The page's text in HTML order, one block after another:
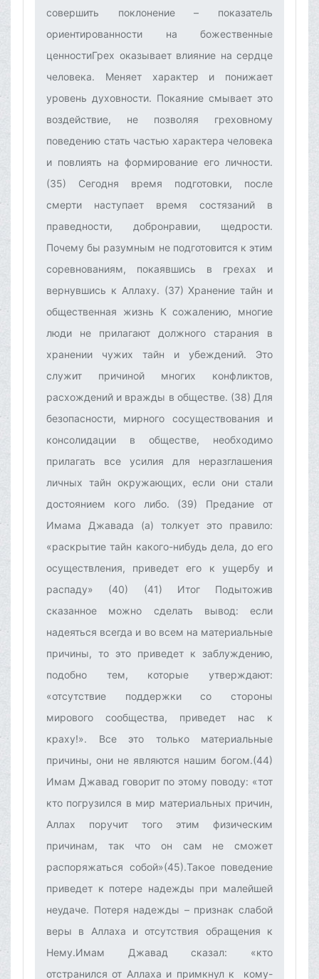
совершить поклонение – показатель
ориентированности на божественные
ценностиГрех оказывает влияние на сердце
человека. Меняет характер и понижает
уровень духовности. Покаяние смывает это
воздействие, не позволяя греховному
поведению стать частью характера человека
и повлиять на формирование его личности.
(35) Сегодня время подготовки, после
смерти наступает время состязаний в
праведности, добронравии, щедрости.
Почему бы разумным не подготовится к этим
соревнованиям, покаявшись в грехах и
вернувшись к Аллаху. (37)‌ Хранение тайн и
общественная жизнь‌ К сожалению, многие
люди не прилагают должного старания в
хранении чужих тайн и убеждений. Это
служит причиной многих конфликтов,
расхождений и вражды в обществе. (38) Для
безопасности, мирного сосуществования и
консолидации в обществе, необходимо
прилагать все усилия для неразглашения
личных тайн окружающих, если они стали
достоянием кого либо. (39) Предание от
Имама Джавада (а) толкует это правило:
«раскрытие тайн какого-нибудь дела, до его
осуществления, приведет его к ущербу и
распаду» (40) (41)‌ Итог‌ Подытожив
сказанное можно сделать вывод: если
надеяться всегда и во всем на материальные
причины, то это приведет к заблуждению,
подобно тем, которые утверждают:
«отсутствие поддержки со стороны
мирового сообщества, приведет нас к
краху!». Все это только материальные
причины, они не являются нашим богом.(44)
Имам Джавад говорит по этому поводу: «тот
кто погрузился в мир материальных причин,
Аллах поручит того этим физическим
причинам, так что он сам не сможет
распоряжаться собой»(45).Такое поведение
приведет к потере надежды при малейшей
неудаче. Потеря надежды – признак слабой
веры в Аллаха и отсутствия обращения к
Нему.Имам Джавад сказал: «кто
отстранился от Аллаха и примкнул к кому-